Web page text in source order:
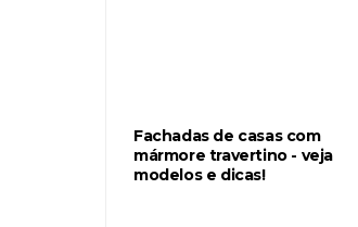
Fachadas de casas com
mármore travertino - veja
modelos e dicas!